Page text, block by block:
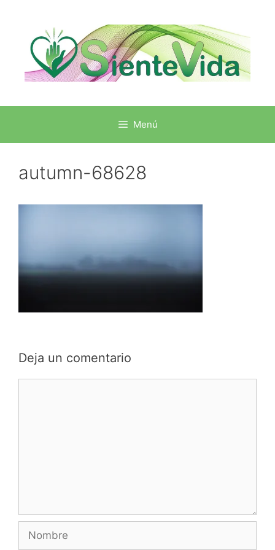
Menú
autumn-68628
Deja un comentario